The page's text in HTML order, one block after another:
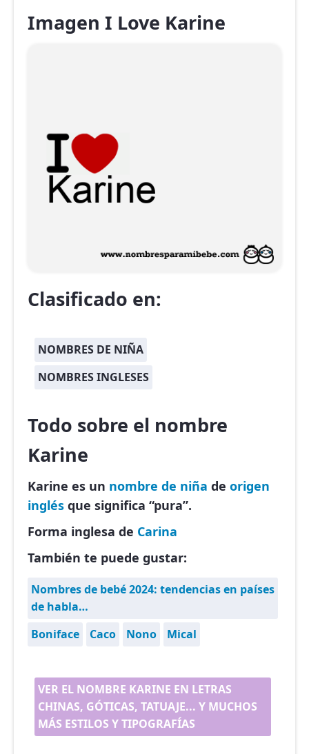
Imagen I Love Karine
Clasificado en:
NOMBRES DE NIÑA
NOMBRES INGLESES
Todo sobre el nombre
Karine
Karine es un nombre de niña de origen
inglés que significa “pura”.
Forma inglesa de Carina
También te puede gustar:
Nombres de bebé 2024: tendencias en países
de habla…
Boniface
Caco Nono Mical
VER EL NOMBRE KARINE EN LETRAS
CHINAS, GÓTICAS, TATUAJE... Y MUCHOS
MÁS ESTILOS Y TIPOGRAFÍAS